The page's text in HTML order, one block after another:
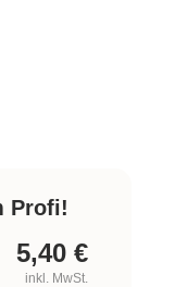
Profi!
5,40 €
inkl. MwSt.